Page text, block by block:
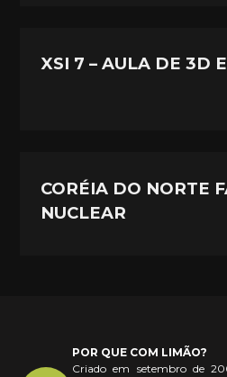
XSI 7 – AULA DE 3D
CORÉIA DO NORTE
NUCLEAR
POR QUE COM LIMÃO?
Criado em setembro de